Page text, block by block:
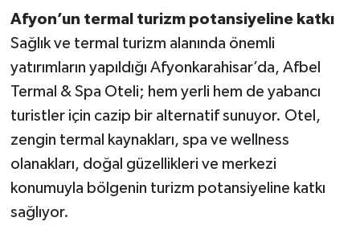
Afyon’un termal turizm potansiyeline katkı
Sağlık ve termal turizm alanında önemli
yatırımların yapıldığı Afyonkarahisar’da, Afbel
Termal & Spa Oteli; hem yerli hem de yabancı
turistler için cazip bir alternatif sunuyor. Otel,
zengin termal kaynakları, spa ve wellness
olanakları, doğal güzellikleri ve merkezi
konumuyla bölgenin turizm potansiyeline katkı
sağlıyor.